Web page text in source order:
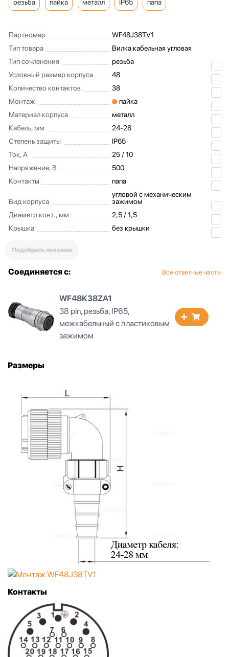
резьба пайка металл IP65 папа
Партномер
WF48J38TV1
Тип товара
Вилка кабельная угловая
Тип сочленения
резьба
Условный размер корпуса
48
Количество контактов
38
Монтаж
пайка
Материал корпуса
металл
Кабель, мм
24-28
Степень защиты
IP65
Ток, А
25 / 10
Напряжение, В
500
Контакты
папа
Вид корпуса
угловой с механическим
зажимом
Диаметр конт., мм
2,5 / 1,5
Крышка
без крышки
Подобрать похожие
Соединяется с: Все ответные части
WF48K38ZA1
38 pin, резьба, IP65,
межкабельный с пластиковым
зажимом
Размеры
Контакты